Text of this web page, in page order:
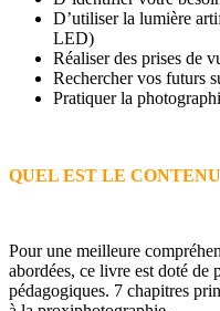
D’utiliser la lumière
LED)
Réaliser des prises de
Rechercher vos futurs
Pratiquer la
QUEL EST LE
Pour une meilleure
abordées, ce livre est doté de
pédagogiques. 7 chapitres